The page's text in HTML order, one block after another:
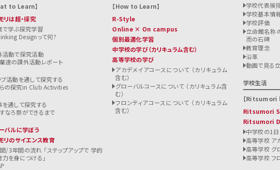
to Learn
リは超・探究
で学ぶ探究学習
Designって何?
活動で探究活動
達の課外活動レポート
ブ活動を通して探究する
の探究in Club Activities
を通して探究する
なろ祭ができるまで
バルに学ぼう
リのサイエンス教育
/3年間の流れ 「ステップアップで 学的
力を身につける」
How to Learn
R-Style
Online × On campus
個別最適化学習
中学校の学び（カリキュラム含む）
高等学校の学び
アカデメイアコースについて （カリキュラム
含む）
グローバルコースについて （カリキュラム含
む）
フロンティアコースについて （カリキュラム
含む）
学校代表挨
学校基本情
学校評価
立命館名称
而の石碑
教育理念
沿革
動画で見る
学校生活
Ritsumori
Ritsumori
Ritsumori
中学校の1日
高等学校 ア
高等学校 グ
高等学校 フ